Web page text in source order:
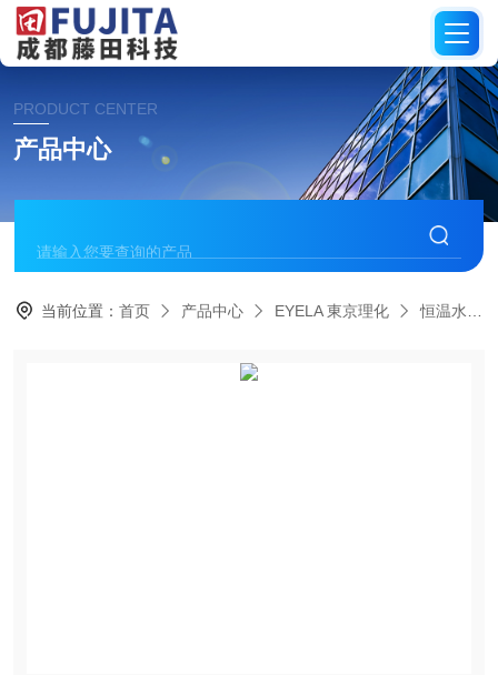
PRODUCT CENTER
产品中心
当前位置：首页 产品中心 EYELA 東京理化 恒温水箱